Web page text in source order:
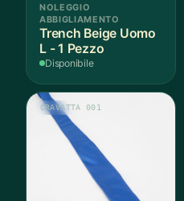
NOLEGGIO
ABBIGLIAMENTO
Trench Beige Uomo
L - 1 Pezzo
Disponibile
CRAVATTA 001